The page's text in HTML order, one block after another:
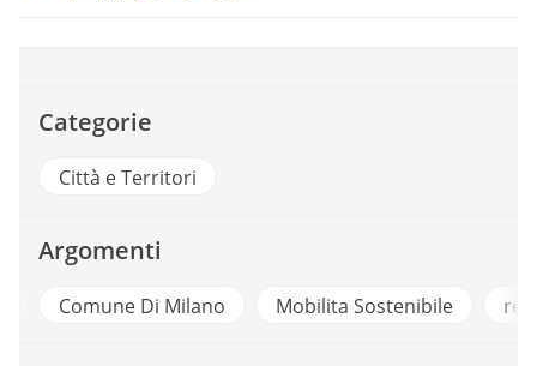
Categorie
Città e Territori
Argomenti
Comune Di Milano Mobilita Sostenibile